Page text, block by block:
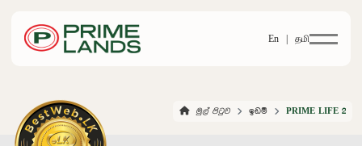
En | தமி
මුල් පිටුව ඉඩම් PRIME LIFE 2